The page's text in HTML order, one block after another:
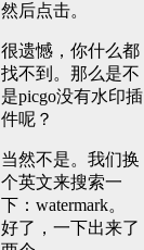
然后点击。
很遗憾，你什么都
找不到。那么是不
是picgo没有水印插
件呢？
当然不是。我们换
个英文来搜索一
下：watermark。
好了，一下出来了